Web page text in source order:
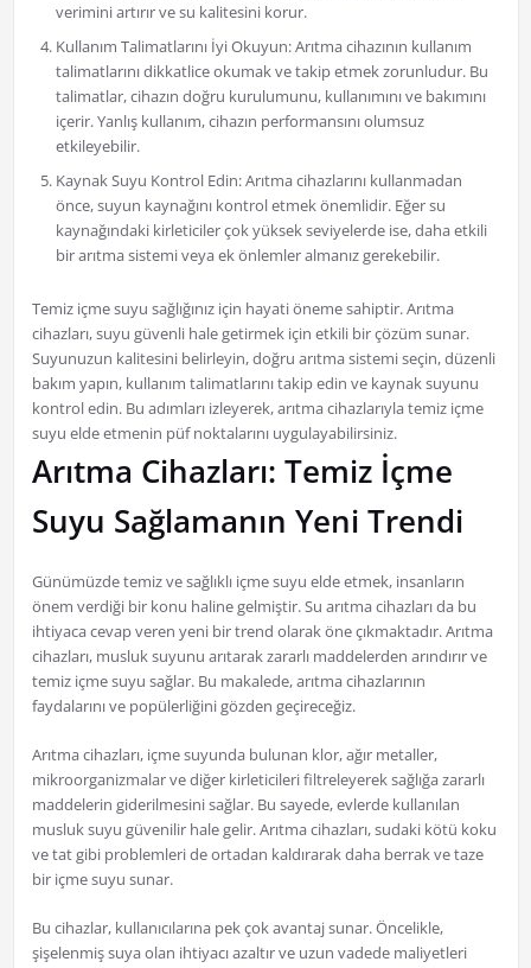
verimini artırır ve su kalitesini korur.
Kullanım Talimatlarını İyi Okuyun: Arıtma cihazının kullanım
talimatlarını dikkatlice okumak ve takip etmek zorunludur. Bu
talimatlar, cihazın doğru kurulumunu, kullanımını ve bakımını
içerir. Yanlış kullanım, cihazın performansını olumsuz
etkileyebilir.
Kaynak Suyu Kontrol Edin: Arıtma cihazlarını kullanmadan
önce, suyun kaynağını kontrol etmek önemlidir. Eğer su
kaynağındaki kirleticiler çok yüksek seviyelerde ise, daha etkili
bir arıtma sistemi veya ek önlemler almanız gerekebilir.
Temiz içme suyu sağlığınız için hayati öneme sahiptir. Arıtma
cihazları, suyu güvenli hale getirmek için etkili bir çözüm sunar.
Suyunuzun kalitesini belirleyin, doğru arıtma sistemi seçin, düzenli
bakım yapın, kullanım talimatlarını takip edin ve kaynak suyunu
kontrol edin. Bu adımları izleyerek, arıtma cihazlarıyla temiz içme
suyu elde etmenin püf noktalarını uygulayabilirsiniz.
Arıtma Cihazları: Temiz İçme
Suyu Sağlamanın Yeni Trendi
Günümüzde temiz ve sağlıklı içme suyu elde etmek, insanların
önem verdiği bir konu haline gelmiştir. Su arıtma cihazları da bu
ihtiyaca cevap veren yeni bir trend olarak öne çıkmaktadır. Arıtma
cihazları, musluk suyunu arıtarak zararlı maddelerden arındırır ve
temiz içme suyu sağlar. Bu makalede, arıtma cihazlarının
faydalarını ve popülerliğini gözden geçireceğiz.
Arıtma cihazları, içme suyunda bulunan klor, ağır metaller,
mikroorganizmalar ve diğer kirleticileri filtreleyerek sağlığa zararlı
maddelerin giderilmesini sağlar. Bu sayede, evlerde kullanılan
musluk suyu güvenilir hale gelir. Arıtma cihazları, sudaki kötü koku
ve tat gibi problemleri de ortadan kaldırarak daha berrak ve taze
bir içme suyu sunar.
Bu cihazlar, kullanıcılarına pek çok avantaj sunar. Öncelikle,
şişelenmiş suya olan ihtiyacı azaltır ve uzun vadede maliyetleri